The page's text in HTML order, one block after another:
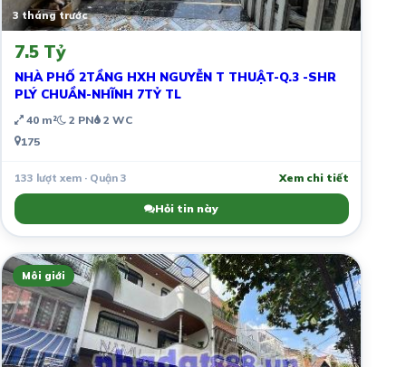
3 tháng trước
7.5 Tỷ
NHÀ PHỐ 2TẦNG HXH NGUYỄN T THUẬT-Q.3 -SHR
PLÝ CHUẦN-NHĨNH 7TỶ TL
40 m² 2 PN 2 WC
175
133 lượt xem · Quận 3 Xem chi tiết
Hỏi tin này
Môi giới